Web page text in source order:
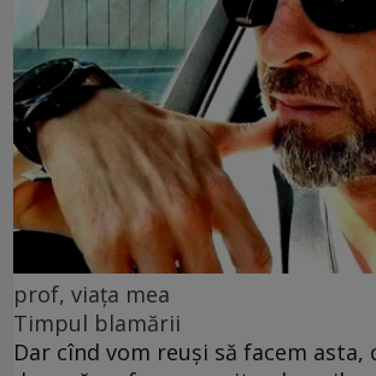
prof, viața mea
Timpul blamării
Dar cînd vom reuși să facem